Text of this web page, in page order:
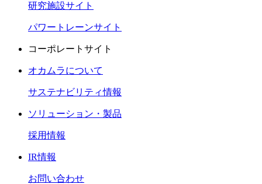
研究施設サイト
パワートレーンサイト
コーポレートサイト
オカムラについて
サステナビリティ情報
ソリューション・製品
採用情報
IR情報
お問い合わせ